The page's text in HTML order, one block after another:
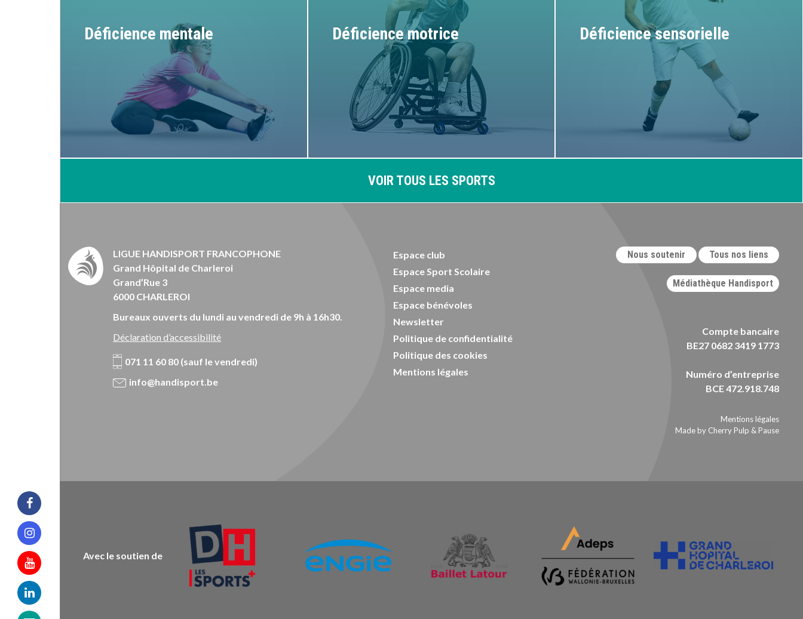
Facebook
Instagram
Youtube
Linkedin
Déficience mentale Déficience motrice Déficience sensorielle
VOIR TOUS LES SPORTS
LIGUE HANDISPORT FRANCOPHONE
Grand Hôpital de Charleroi
Grand’Rue 3
6000 CHARLEROI
Bureaux ouverts du lundi au vendredi de 9h à 16h30.
Déclaration d’accessibilité
071 11 60 80 (sauf le vendredi)
info@handisport.be
Espace club
Espace Sport Scolaire
Espace media
Espace bénévoles
Newsletter
Politique de confidentialité
Politique des cookies
Mentions légales
Nous soutenir Tous nos liens
Médiathèque Handisport
Compte bancaire
BE27 0682 3419 1773
Numéro d’entreprise
BCE 472.918.748
Mentions légales
Made by Cherry Pulp & Pause
Avec le soutien de